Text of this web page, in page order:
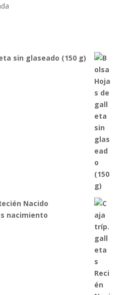
sin glaseado (150 g)
Nacido
nacimiento